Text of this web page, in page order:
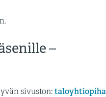
–
sivuston: